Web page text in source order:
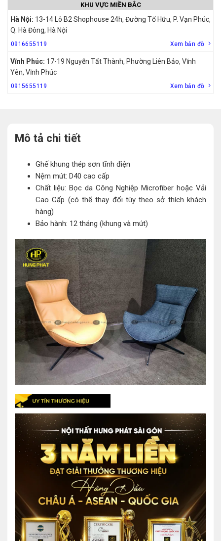
KHU VỰC MIỀN BẮC
Hà Nội: 13-14 Lô B2 Shophouse 24h, Đường Tố Hữu, P. Vạn Phúc,
Q. Hà Đông, Hà Nội
0916655119 Xem bản đồ
Vĩnh Phúc: 17-19 Nguyễn Tất Thành, Phường Liên Bảo, Vĩnh
Yên, Vĩnh Phúc
0915655119 Xem bản đồ
Mô tả chi tiết
Ghế khung thép sơn tĩnh điện
Nệm mút: D40 cao cấp
Chất liệu: Bọc da Công Nghiệp Microfiber hoặc Vải
Cao Cấp (có thể thay đổi tùy theo sở thích khách
hàng)
Bảo hành: 12 tháng (khung và mút)